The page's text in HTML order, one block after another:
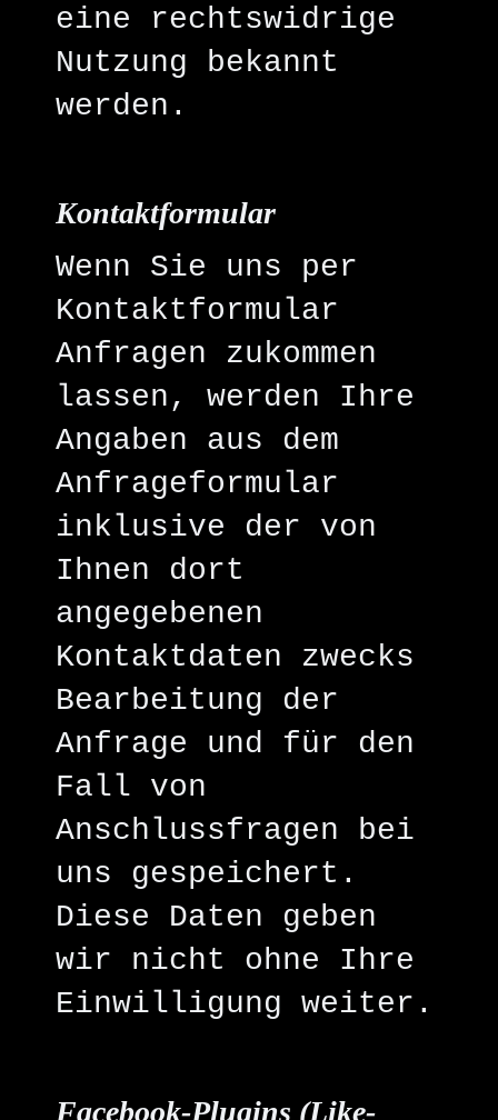
eine rechtswidrige
Nutzung bekannt
werden.
Kontaktformular
Wenn Sie uns per
Kontaktformular
Anfragen zukommen
lassen, werden Ihre
Angaben aus dem
Anfrageformular
inklusive der von
Ihnen dort
angegebenen
Kontaktdaten zwecks
Bearbeitung der
Anfrage und für den
Fall von
Anschlussfragen bei
uns gespeichert.
Diese Daten geben
wir nicht ohne Ihre
Einwilligung weiter.
Facebook-Plugins (Like-